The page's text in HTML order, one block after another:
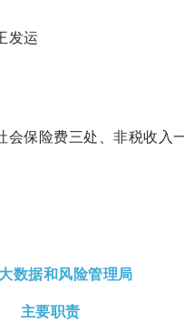
发运
保险费三处、非税收入
数据和风险管理局
主要职责